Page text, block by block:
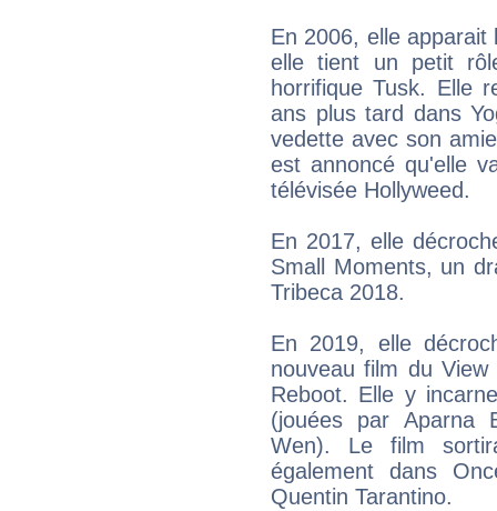
En 2006, elle
elle tient un petit
horrifique Tusk. Elle
ans plus tard dans
vedette avec son
est annoncé qu'elle
télévisée Hollyweed.
En 2017, elle
Small Moments, un
Tribeca 2018.
En 2019, elle
nouveau film du
Reboot. Elle y
(jouées par Aparna
Wen). Le film
également dans
Quentin Tarantino.